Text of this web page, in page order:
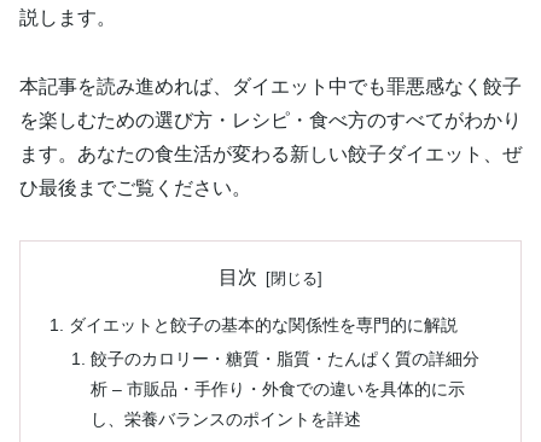
説します。
本記事を読み進めれば、ダイエット中でも罪悪感なく餃子
を楽しむための選び方・レシピ・食べ方のすべてがわかり
ます。あなたの食生活が変わる新しい餃子ダイエット、ぜ
ひ最後までご覧ください。
目次
ダイエットと餃子の基本的な関係性を専門的に解説
餃子のカロリー・糖質・脂質・たんぱく質の詳細分
析 – 市販品・手作り・外食での違いを具体的に示
し、栄養バランスのポイントを詳述